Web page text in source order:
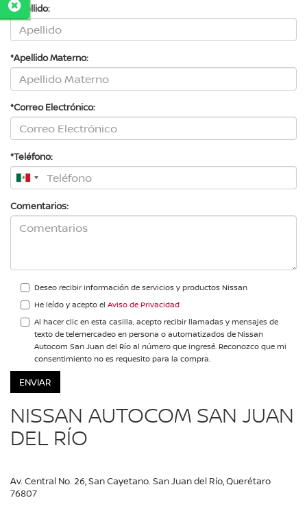
*Apellido:
*Apellido Materno:
*Correo Electrónico:
*Teléfono:
Comentarios:
Deseo recibir información de servicios y productos Nissan
He leído y acepto el Aviso de Privacidad
Al hacer clic en esta casilla, acepto recibir llamadas y mensajes de
texto de telemercadeo en persona o automatizados de Nissan
Autocom San Juan del Río al número que ingresé. Reconozco que mi
consentimiento no es requesito para la compra.
NISSAN AUTOCOM SAN JUAN
DEL RÍO
Av. Central No. 26, San Cayetano. San Juan del Río, Querétaro
76807